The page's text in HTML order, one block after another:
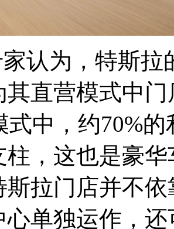
认为，特斯
其直营模式中
式中，约70%
柱，这也是豪
斯拉门店并不
心单独运作，